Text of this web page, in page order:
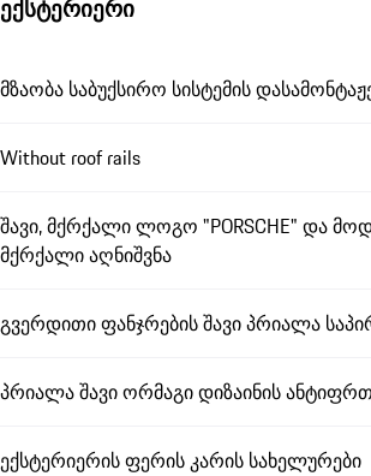
ექსტერიერი
მზაობა საბუქსირო სისტემის
Without roof rails
შავი, მქრქალი ლოგო "PORSCHE" და
მქრქალი აღნიშვნა
გვერდითი ფანჯრების შავი პრიალა
პრიალა შავი ორმაგი დიზაინის
ექსტერიერის ფერის კარის სახელურები